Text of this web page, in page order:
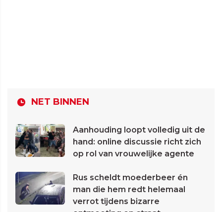
NET BINNEN
Aanhouding loopt volledig uit de
hand: online discussie richt zich
op rol van vrouwelijke agente
Rus scheldt moederbeer én
man die hem redt helemaal
verrot tijdens bizarre